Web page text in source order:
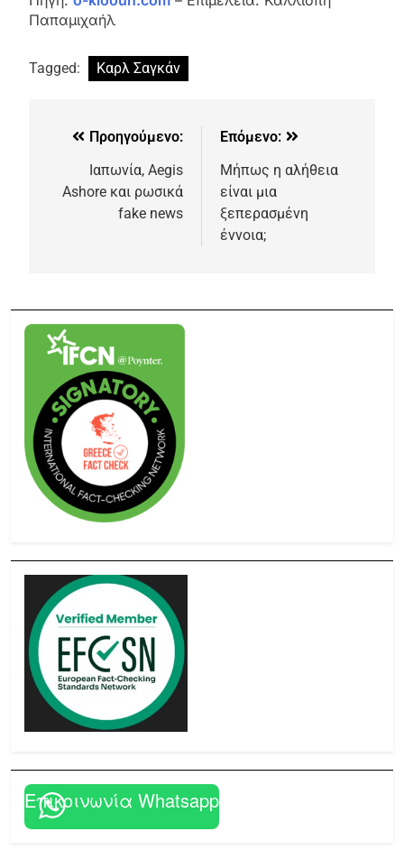
Παπαμιχαήλ
Tagged: Καρλ Σαγκάν
Προηγούμενο:
Ιαπωνία, Aegis
Ashore και ρωσικά
fake news
Επόμενο:
Μήπως η αλήθεια
είναι μια
ξεπερασμένη
έννοια;
Επικοινωνία Whatsapp